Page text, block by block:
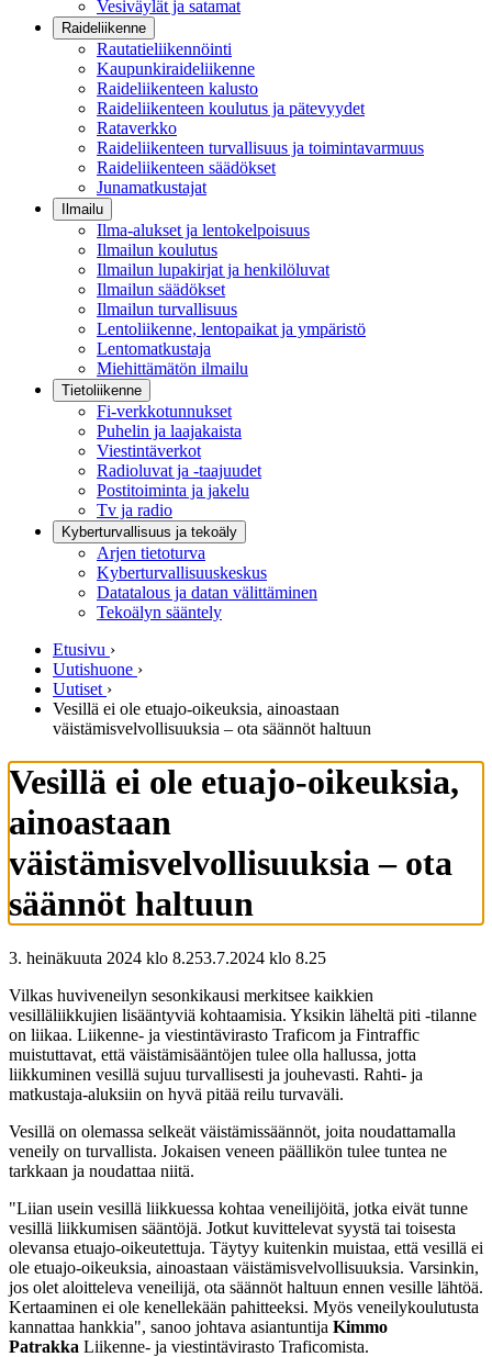
Vesiväylät ja satamat
Raideliikenne
Rautatieliikennöinti
Kaupunkiraideliikenne
Raideliikenteen kalusto
Raideliikenteen koulutus ja pätevyydet
Rataverkko
Raideliikenteen turvallisuus ja toimintavarmuus
Raideliikenteen säädökset
Junamatkustajat
Ilmailu
Ilma-alukset ja lentokelpoisuus
Ilmailun koulutus
Ilmailun lupakirjat ja henkilöluvat
Ilmailun säädökset
Ilmailun turvallisuus
Lentoliikenne, lentopaikat ja ympäristö
Lentomatkustaja
Miehittämätön ilmailu
Tietoliikenne
Fi-verkkotunnukset
Puhelin ja laajakaista
Viestintäverkot
Radioluvat ja -taajuudet
Postitoiminta ja jakelu
Tv ja radio
Kyberturvallisuus ja tekoäly
Arjen tietoturva
Kyberturvallisuuskeskus
Datatalous ja datan välittäminen
Tekoälyn sääntely
Etusivu ›
Uutishuone ›
Uutiset ›
Vesillä ei ole etuajo-oikeuksia, ainoastaan
väistämisvelvollisuuksia – ota säännöt haltuun
Vesillä ei ole etuajo-oikeuksia,
ainoastaan
väistämisvelvollisuuksia – ota
säännöt haltuun
3. heinäkuuta 2024 klo 8.253.7.2024 klo 8.25
Vilkas huviveneilyn sesonkikausi merkitsee kaikkien
vesilläliikkujien lisääntyviä kohtaamisia. Yksikin läheltä piti -tilanne
on liikaa. Liikenne- ja viestintävirasto Traficom ja Fintraffic
muistuttavat, että väistämisääntöjen tulee olla hallussa, jotta
liikkuminen vesillä sujuu turvallisesti ja jouhevasti. Rahti- ja
matkustaja-aluksiin on hyvä pitää reilu turvaväli.
Vesillä on olemassa selkeät väistämissäännöt, joita noudattamalla
veneily on turvallista. Jokaisen veneen päällikön tulee tuntea ne
tarkkaan ja noudattaa niitä.
"Liian usein vesillä liikkuessa kohtaa veneilijöitä, jotka eivät tunne
vesillä liikkumisen sääntöjä. Jotkut kuvittelevat syystä tai toisesta
olevansa etuajo-oikeutettuja. Täytyy kuitenkin muistaa, että vesillä ei
ole etuajo-oikeuksia, ainoastaan väistämisvelvollisuuksia. Varsinkin,
jos olet aloitteleva veneilijä, ota säännöt haltuun ennen vesille lähtöä.
Kertaaminen ei ole kenellekään pahitteeksi. Myös veneilykoulutusta
kannattaa hankkia", sanoo johtava asiantuntija Kimmo
Patrakka Liikenne- ja viestintävirasto Traficomista.